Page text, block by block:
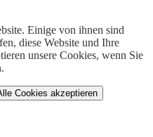
Einige von ihnen sind
diese Website und Ihre
unsere Cookies, wenn Sie
Cookies akzeptieren